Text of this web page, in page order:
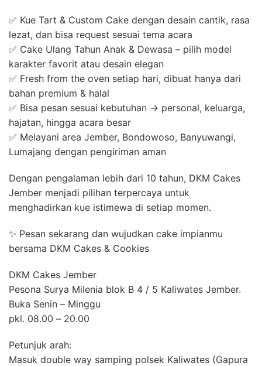
✅ Kue Tart & Custom Cake dengan desain cantik, rasa
lezat, dan bisa request sesuai tema acara
✅ Cake Ulang Tahun Anak & Dewasa – pilih model
karakter favorit atau desain elegan
✅ Fresh from the oven setiap hari, dibuat hanya dari
bahan premium & halal
✅ Bisa pesan sesuai kebutuhan → personal, keluarga,
hajatan, hingga acara besar
✅ Melayani area Jember, Bondowoso, Banyuwangi,
Lumajang dengan pengiriman aman
Dengan pengalaman lebih dari 10 tahun, DKM Cakes
Jember menjadi pilihan terpercaya untuk
menghadirkan kue istimewa di setiap momen.
✨ Pesan sekarang dan wujudkan cake impianmu
bersama DKM Cakes & Cookies
DKM Cakes Jember
Pesona Surya Milenia blok B 4 / 5 Kaliwates Jember.
Buka Senin – Minggu
pkl. 08.00 – 20.00
Petunjuk arah:
Masuk double way samping polsek Kaliwates (Gapura